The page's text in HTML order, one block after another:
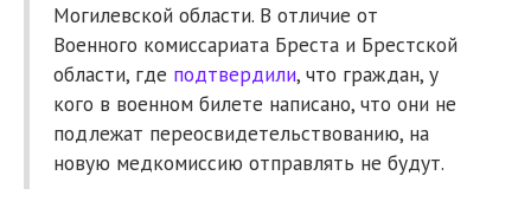
Могилевской области. В отличие от
Военного комиссариата Бреста и Брестской
области, где подтвердили, что граждан, у
кого в военном билете написано, что они не
подлежат переосвидетельствованию, на
новую медкомиссию отправлять не будут.